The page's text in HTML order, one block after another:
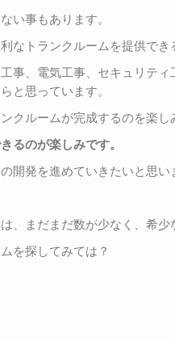
い事もあります。
なトランクルームを提供でき
事、電気工事、セキュリテ
と思っています。
クルームが完成するのを楽し
るのが楽しみです。
開発を進めていきたいと思い
は、まだまだ数が少なく、希少
を探してみては？